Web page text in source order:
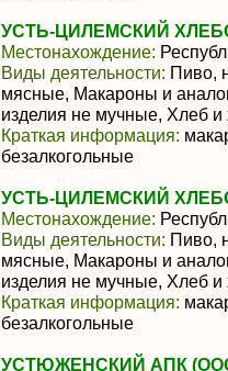
УСТЬ-ЦИЛЕМСКИЙ
Местонахождение:
Виды деятельности: Пиво,
мясные, Макароны и
изделия не мучные, Хлеб
Краткая информация:
безалкогольные
УСТЬ-ЦИЛЕМСКИЙ
Местонахождение:
Виды деятельности: Пиво,
мясные, Макароны и
изделия не мучные, Хлеб
Краткая информация:
безалкогольные
УСТЮЖЕНСКИЙ АПК